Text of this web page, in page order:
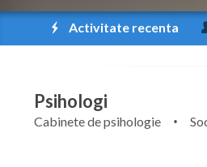
Activitate recenta
Psihologi
Cabinete de psihologie